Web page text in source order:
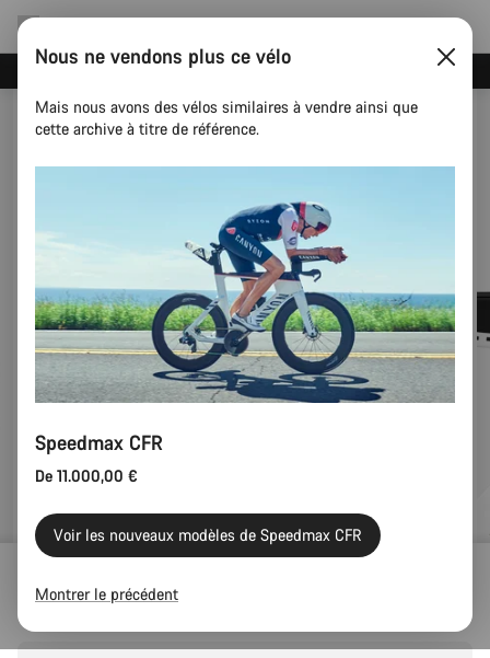
Événements Canyon
Speedmax CFR Moonshot
Nous ne vendons plus ce vélo
Mais nous avons des vélos similaires à vendre ainsi que
cette archive à titre de référence.
Speedmax CFR
De 11.000,00 €
Voir les nouveaux modèles de Speedmax CFR
Montrer le précédent